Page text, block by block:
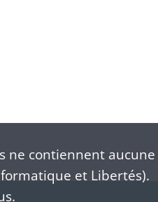
ne contiennent aucune
et Libertés).